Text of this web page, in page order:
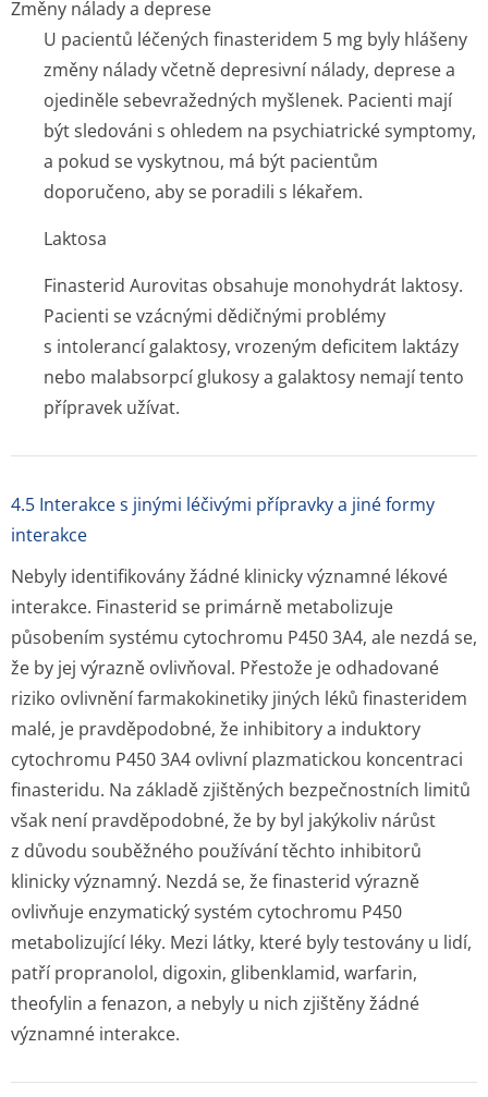
Změny nálady a deprese
U pacientů léčených finasteridem 5 mg byly hlášeny
změny nálady včetně depresivní nálady, deprese a
ojediněle sebevražedných myšlenek. Pacienti mají
být sledováni s ohledem na psychiatrické symptomy,
a pokud se vyskytnou, má být pacientům
doporučeno, aby se poradili s lékařem.
Laktosa
Finasterid Aurovitas obsahuje monohydrát laktosy.
Pacienti se vzácnými dědičnými problémy
s intolerancí galaktosy, vrozeným deficitem laktázy
nebo malabsorpcí glukosy a galaktosy nemají tento
přípravek užívat.
4.5 Interakce s jinými léčivými přípravky a jiné formy
interakce
Nebyly identifikovány žádné klinicky významné lékové
interakce. Finasterid se primárně metabolizuje
působením systému cytochromu P450 3A4, ale nezdá se,
že by jej výrazně ovlivňoval. Přestože je odhadované
riziko ovlivnění farmakokinetiky jiných léků finasteridem
malé, je pravděpodobné, že inhibitory a induktory
cytochromu P450 3A4 ovlivní plazmatickou koncentraci
finasteridu. Na základě zjištěných bezpečnostních limitů
však není pravděpodobné, že by byl jakýkoliv nárůst
z důvodu souběžného používání těchto inhibitorů
klinicky významný. Nezdá se, že finasterid výrazně
ovlivňuje enzymatický systém cytochromu P450
metabolizující léky. Mezi látky, které byly testovány u lidí,
patří propranolol, digoxin, glibenklamid, warfarin,
theofylin a fenazon, a nebyly u nich zjištěny žádné
významné interakce.